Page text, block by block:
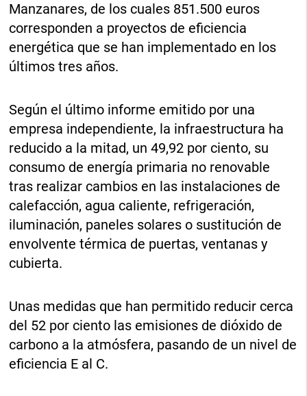
Manzanares, de los cuales 851.500 euros
corresponden a proyectos de eficiencia
energética que se han implementado en los
últimos tres años.
Según el último informe emitido por una
empresa independiente, la infraestructura ha
reducido a la mitad, un 49,92 por ciento, su
consumo de energía primaria no renovable
tras realizar cambios en las instalaciones de
calefacción, agua caliente, refrigeración,
iluminación, paneles solares o sustitución de
envolvente térmica de puertas, ventanas y
cubierta.
Unas medidas que han permitido reducir cerca
del 52 por ciento las emisiones de dióxido de
carbono a la atmósfera, pasando de un nivel de
eficiencia E al C.